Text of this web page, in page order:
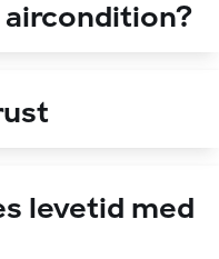
levetid med